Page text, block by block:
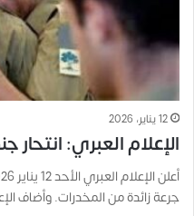
12 يناير، 2026
الإعلام العبري:
جرعة زائدة من المخدرات. وأضاف